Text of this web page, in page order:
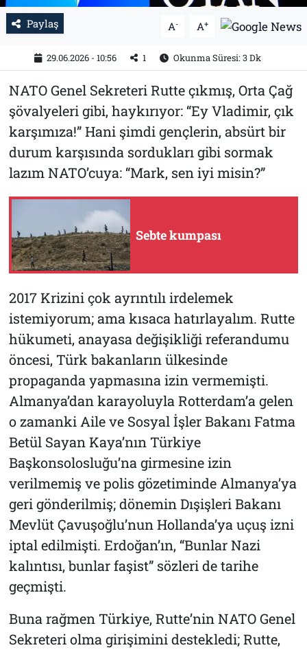
Paylaş A- A+
29.06.2026 - 10:56 1 Okunma Süresi: 3 Dk
NATO Genel Sekreteri Rutte çıkmış, Orta Çağ
şövalyeleri gibi, haykırıyor: “Ey Vladimir, çık
karşımıza!” Hani şimdi gençlerin, absürt bir
durum karşısında sordukları gibi sormak
lazım NATO’cuya: “Mark, sen iyi misin?”
Sebte kumpası
2017 Krizini çok ayrıntılı irdelemek
istemiyorum; ama kısaca hatırlayalım. Rutte
hükumeti, anayasa değişikliği referandumu
öncesi, Türk bakanların ülkesinde
propaganda yapmasına izin vermemişti.
Almanya’dan karayoluyla Rotterdam’a gelen
o zamanki Aile ve Sosyal İşler Bakanı Fatma
Betül Sayan Kaya’nın Türkiye
Başkonsolosluğu’na girmesine izin
verilmemiş ve polis gözetiminde Almanya’ya
geri gönderilmiş; dönemin Dışişleri Bakanı
Mevlüt Çavuşoğlu’nun Hollanda’ya uçuş izni
iptal edilmişti. Erdoğan’ın, “Bunlar Nazi
kalıntısı, bunlar faşist” sözleri de tarihe
geçmişti.
Buna rağmen Türkiye, Rutte’nin NATO Genel
Sekreteri olma girişimini destekledi; Rutte,
Tarih
İletişim
Künye